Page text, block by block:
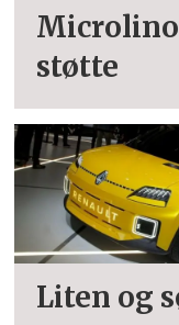
støtte
Liten og